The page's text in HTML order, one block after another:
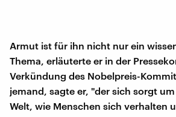
Armut ist für ihn nicht nur ein
Thema, erläuterte er in der
Verkündung des Nobelpreis-
jemand, sagte er, "der sich sorgt
Welt, wie Menschen sich verhalten